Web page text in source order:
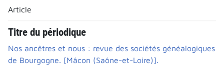
Article
Titre du périodique
Nos ancêtres et nous : revue des sociétés généalogiques
de Bourgogne. [Mâcon (Saône-et-Loire)].